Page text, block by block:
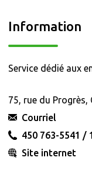
Information
Service dédié aux
75, rue du
Courriel
450 763-5541 /
Site internet